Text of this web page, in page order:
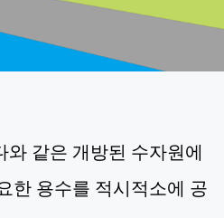
와 같은 개방된 수자원에
한 용수를 적시적소에 공